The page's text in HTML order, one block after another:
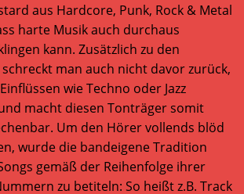
aus Hardcore, Punk, Rock & Metal
harte Musik auch durchaus
kann. Zusätzlich zu den
man auch nicht davor zurück,
wie Techno oder Jazz
macht diesen Tonträger somit
Um den Hörer vollends blöd
wurde die bandeigene Tradition
gemäß der Reihenfolge ihrer
zu betiteln: So heißt z.B. Track